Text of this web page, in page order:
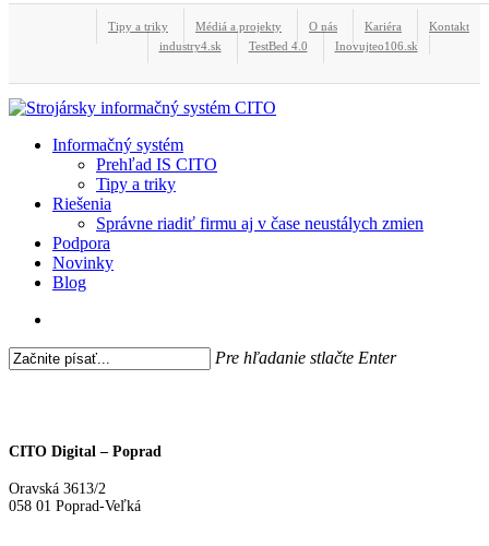
content
Tipy a triky Médiá a projekty O nás Kariéra
Kontakt
industry4.sk
TestBed 4.0 Inovujteo106.sk
search
Menu
Informačný systém
Prehľad IS CITO
Tipy a triky
Riešenia
Správne riadiť firmu aj v čase neustálych zmien
Podpora
Novinky
Blog
Pre hľadanie stlačte Enter
CITO Digital – Poprad
Oravská 3613/2
058 01 Poprad-Veľká
Close